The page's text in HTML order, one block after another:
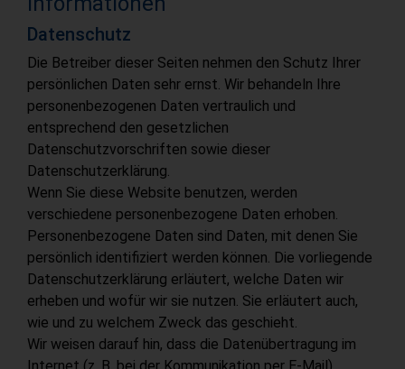
Datenschutz
Die Betreiber dieser Seiten nehmen den Schutz Ihrer
persönlichen Daten sehr ernst. Wir behandeln Ihre
personenbezogenen Daten vertraulich und
entsprechend den gesetzlichen
Datenschutzvorschriften sowie dieser
Datenschutzerklärung.
Wenn Sie diese Website benutzen, werden
verschiedene personenbezogene Daten erhoben.
Personenbezogene Daten sind Daten, mit denen Sie
persönlich identifiziert werden können. Die vorliegende
Datenschutzerklärung erläutert, welche Daten wir
erheben und wofür wir sie nutzen. Sie erläutert auch,
wie und zu welchem Zweck das geschieht.
Wir weisen darauf hin, dass die Datenübertragung im